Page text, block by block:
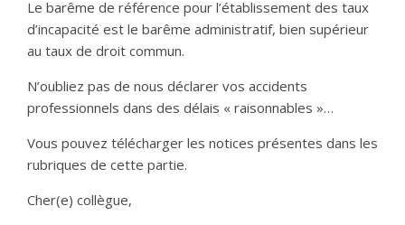
Le barême de référence pour l’établissement des taux
d’incapacité est le barême administratif, bien supérieur
au taux de droit commun.
N’oubliez pas de nous déclarer vos accidents
professionnels dans des délais « raisonnables »…
Vous pouvez télécharger les notices présentes dans les
rubriques de cette partie.
Cher(e) collègue,